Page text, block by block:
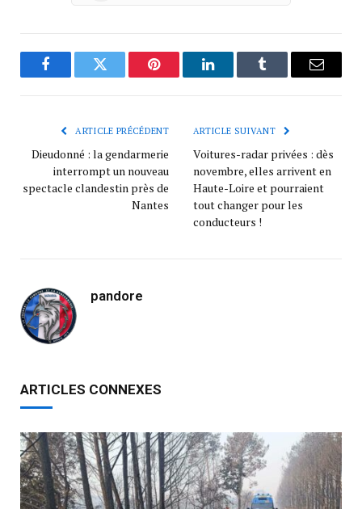
FacebookTwitter Pinterest LinkedInTumblr
ARTICLE PRÉCÉDENT
Dieudonné : la gendarmerie
interrompt un nouveau
spectacle clandestin près de
Nantes
ARTICLE SUIVANT
Voitures-radar privées : dès
novembre, elles arrivent en
Haute-Loire et pourraient
tout changer pour les
conducteurs !
pandore
ARTICLES CONNEXES